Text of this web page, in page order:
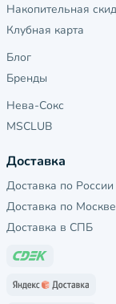
Накопительная
Клубная карта
Блог
Бренды
Нева-Сокс
MSCLUB
Доставка
Доставка по России
Доставка по Москве
Доставка в СПБ